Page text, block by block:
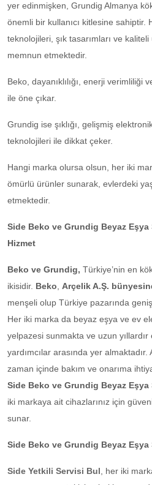
yer edinmişken, Grundig Almanya
önemli bir kullanıcı kitlesine sahiptir.
teknolojileri, şık tasarımları ve kaliteli
memnun etmektedir.
Beko, dayanıklılığı, enerji verimliliği
ile öne çıkar.
Grundig ise şıklığı, gelişmiş
teknolojileri ile dikkat çeker.
Hangi marka olursa olsun, her iki
ömürlü ürünler sunarak, evlerdeki
etmektedir.
Side Beko ve Grundig Beyaz
Hizmet
Beko ve Grundig, Türkiye’nin en
ikisidir. Beko, Arçelik A.Ş.
menşeli olup Türkiye pazarında
Her iki marka da beyaz eşya ve ev
yelpazesi sunmakta ve uzun
yardımcılar arasında yer
zaman içinde bakım ve onarıma
Side Beko ve Grundig Beyaz Eşya
iki markaya ait cihazlarınız için
sunar.
Side Beko ve Grundig Beyaz Eşya
Side Yetkili Servisi Bul, her iki